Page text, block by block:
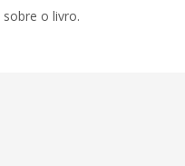
o livro.